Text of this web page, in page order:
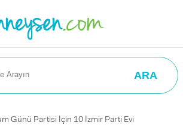
ARA
Günü Partisi İçin 10 İzmir Parti Evi